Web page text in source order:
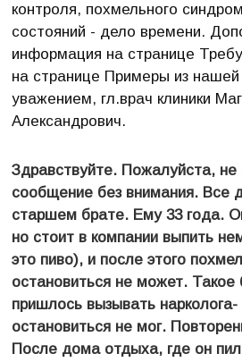
контроля, похмельного
состояний - дело времени.
информация на странице
на странице Примеры из нашей
уважением, гл.врач клиники
Александрович.
Здравствуйте. Пожалуйста, не
сообщение без внимания. Все
старшем брате. Ему 33 года.
но стоит в компании выпить
это пиво), и после этого
остановиться не может. Такое
пришлось вызывать
остановиться не мог.
После дома отдыха, где он